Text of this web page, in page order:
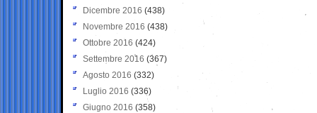
Dicembre 2016 (438)
Novembre 2016 (438)
Ottobre 2016 (424)
Settembre 2016 (367)
Agosto 2016 (332)
Luglio 2016 (336)
Giugno 2016 (358)